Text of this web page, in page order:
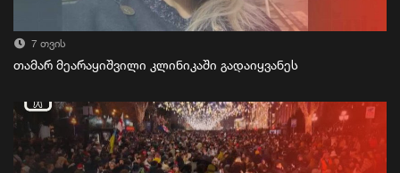
7 თვის
თამარ მეარაყიშვილი კლინიკაში გადაიყვანეს